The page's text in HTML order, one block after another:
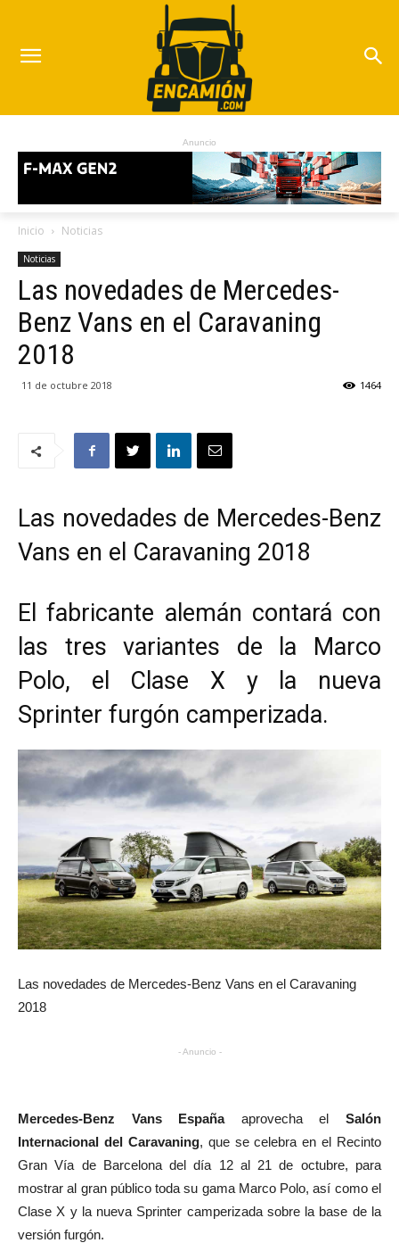
Anuncio
Inicio Noticias
Noticias
Las novedades de Mercedes-
Benz Vans en el Caravaning
2018
11 de octubre 2018 1464
Las novedades de Mercedes-Benz
Vans en el Caravaning 2018
El fabricante alemán contará con
las tres variantes de la Marco
Polo, el Clase X y la nueva
Sprinter furgón camperizada.
Las novedades de Mercedes-Benz Vans en el Caravaning
2018
- Anuncio -
Mercedes-Benz Vans Españaaprovecha elSalón
Internacional del Caravaning, que se celebra en el Recinto
Gran Vía de Barcelona del día 12 al 21 de octubre, para
mostrar al gran público toda su gama Marco Polo, así como el
Clase X y la nueva Sprinter camperizada sobre la base de la
versión furgón.